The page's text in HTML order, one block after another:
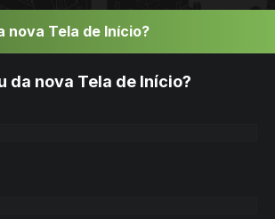
nova Tela de Início?
da nova Tela de Início?